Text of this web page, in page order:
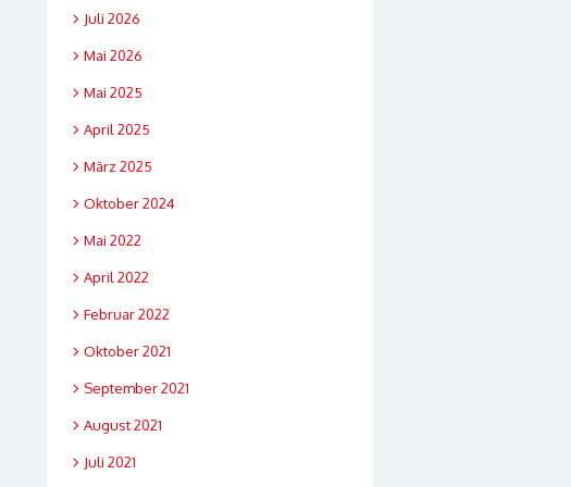
Juli 2026
Mai 2026
Mai 2025
April 2025
März 2025
Oktober 2024
Mai 2022
April 2022
Februar 2022
Oktober 2021
September 2021
August 2021
Juli 2021